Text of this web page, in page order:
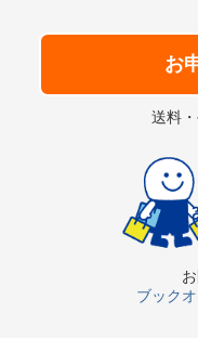
お
送料
ブック